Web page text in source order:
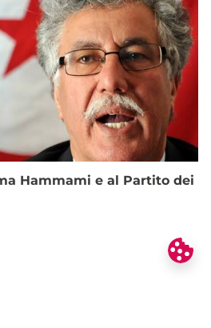
Hammami e al Partito dei